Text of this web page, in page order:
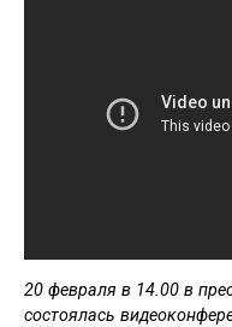
20 февраля в 14.00 в
состоялась